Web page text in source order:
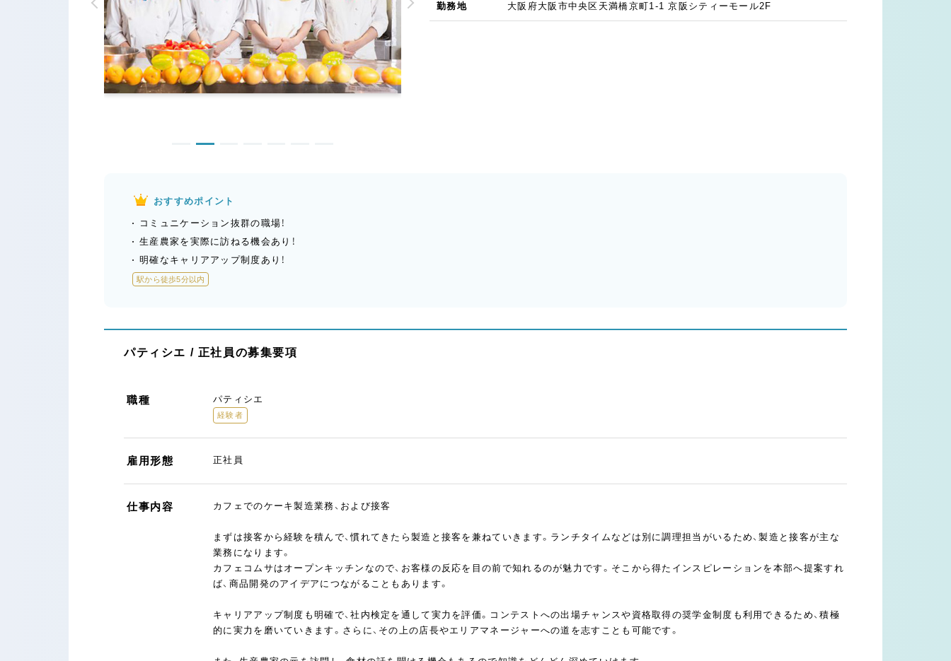
勤務地 大阪府大阪市中央区天満橋京町1-1 京阪シティーモール2F
おすすめポイント
コミュニケーション抜群の職場！
生産農家を実際に訪ねる機会あり！
明確なキャリアアップ制度あり！
駅から徒歩5分以内
パティシエ / 正社員の募集要項
職種 パティシエ
経験者
雇用形態 正社員
仕事内容 カフェでのケーキ製造業務、および接客
まずは接客から経験を積んで、慣れてきたら製造と接客を兼ねていきます。ランチタイムなどは別に調理担当がいるため、製造と接客が主な
業務になります。
カフェコムサはオープンキッチンなので、お客様の反応を目の前で知れるのが魅力です。そこから得たインスピレーションを本部へ提案すれ
ば、商品開発のアイデアにつながることもあります。
キャリアアップ制度も明確で、社内検定を通して実力を評価。コンテストへの出場チャンスや資格取得の奨学金制度も利用できるため、積極
的に実力を磨いていきます。さらに、その上の店長やエリアマネージャーへの道を志すことも可能です。